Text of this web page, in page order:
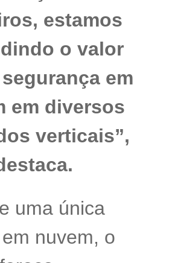
estamos
o valor
em
em diversos
verticais”,
uma única
nuvem, o